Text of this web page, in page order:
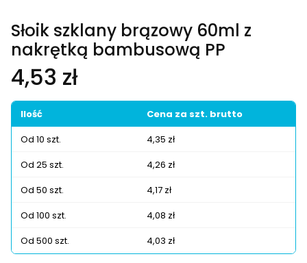
Słoik szklany brązowy 60ml z
nakrętką bambusową PP
Cena
4,53 zł
Ilość
Cena za szt. brutto
Od 10 szt.
4,35 zł
Od 25 szt.
4,26 zł
Od 50 szt.
4,17 zł
Od 100 szt.
4,08 zł
Od 500 szt.
4,03 zł